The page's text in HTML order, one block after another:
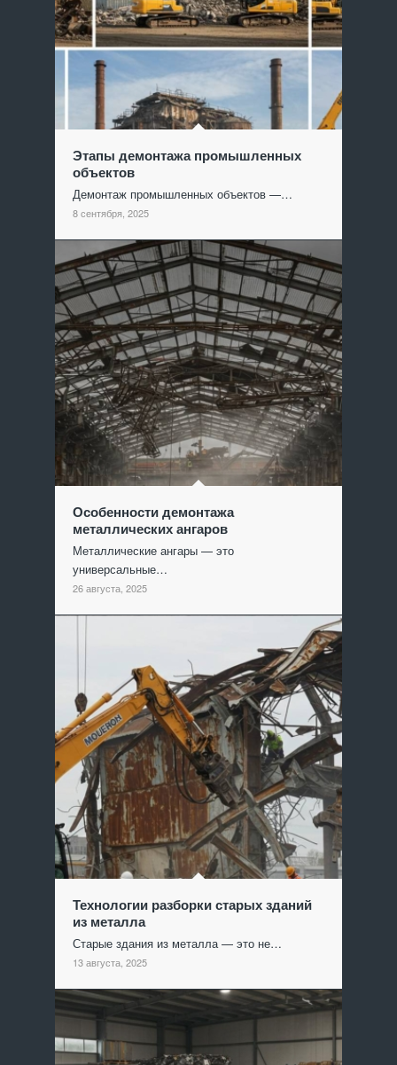
Этапы демонтажа промышленных
объектов
Демонтаж промышленных объектов —…
8 сентября, 2025
Особенности демонтажа
металлических ангаров
Металлические ангары — это
универсальные…
26 августа, 2025
Технологии разборки старых зданий
из металла
Старые здания из металла — это не…
13 августа, 2025